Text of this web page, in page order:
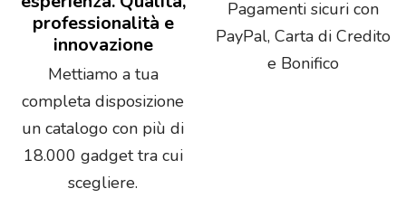
professionalità e
innovazione
Mettiamo a tua
completa disposizione
un catalogo con più di
18.000 gadget tra cui
scegliere.
Pagamenti sicuri con
PayPal, Carta di Credito
e Bonifico